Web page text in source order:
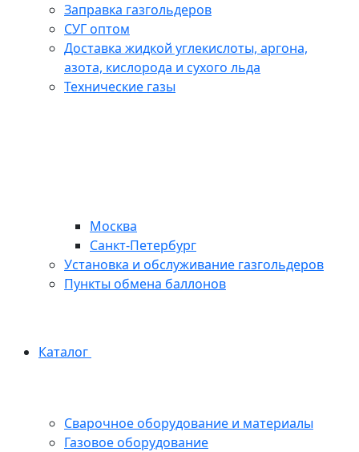
Заправка газгольдеров
СУГ оптом
Доставка жидкой углекислоты, аргона,
азота, кислорода и сухого льда
Технические газы
Москва
Санкт-Петербург
Установка и обслуживание газгольдеров
Пункты обмена баллонов
Каталог
Сварочное оборудование и материалы
Газовое оборудование